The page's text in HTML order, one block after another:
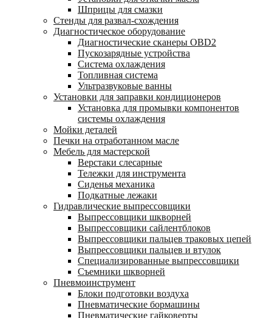
Шприцы для смазки
Стенды для развал-схождения
Диагностическое оборудование
Диагностические сканеры OBD2
Пускозарядные устройства
Система охлаждения
Топливная система
Ультразвуковые ванны
Установки для заправки кондиционеров
Установка для промывки компонентов
системы охлаждения
Мойки деталей
Печки на отработанном масле
Мебель для мастерской
Верстаки слесарные
Тележки для инструмента
Сиденья механика
Подкатные лежаки
Гидравлические выпрессовщики
Выпрессовщики шкворней
Выпрессовщики сайлентблоков
Выпрессовщики пальцев траковых цепей
Выпрессовщики пальцев и втулок
Специализированные выпрессовщики
Cъемники шкворней
Пневмоинструмент
Блоки подготовки воздуха
Пневматические бормашины
Пневматические гайковерты